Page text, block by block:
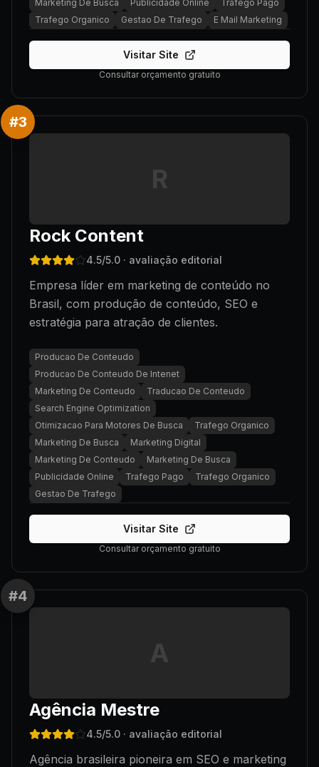
Marketing De Busca Publicidade Online
Trafego Pago
Trafego Organico
Gestao De Trafego E Mail Marketing
Visitar Site
Consultar orçamento gratuito
#3
R
Rock Content
4.5/5.0 · avaliação editorial
Empresa líder em marketing de conteúdo no
Brasil, com produção de conteúdo, SEO e
estratégia para atração de clientes.
Producao De Conteudo
Producao De Conteudo De Intenet
Marketing De Conteudo
Traducao De Conteudo
Search Engine Optimization
Otimizacao Para Motores De Busca
Trafego Organico
Marketing De Busca
Marketing Digital
Marketing De Conteudo
Marketing De Busca
Publicidade Online
Trafego Pago
Trafego Organico
Gestao De Trafego
Visitar Site
Consultar orçamento gratuito
#4
A
Agência Mestre
4.5/5.0 · avaliação editorial
Agência brasileira pioneira em SEO e marketing